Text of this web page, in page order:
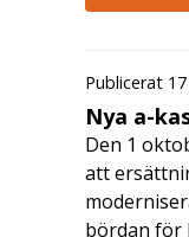
Publicerat
Nya a-
Den 1
att
bördan för